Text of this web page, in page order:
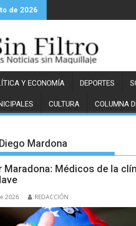
de 2026
Y ECONOMÍA DEPORTES
CULTURA COLUMNA
Diego Mardona
Maradona: Médicos de la
2026 REDACCIÓN